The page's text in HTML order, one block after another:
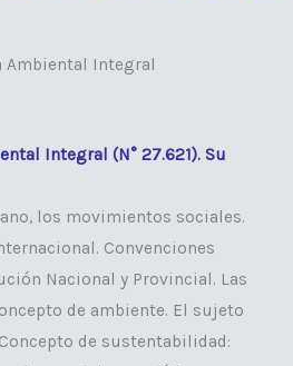
Ambiental Integral
Integral (N° 27.621). Su
los movimientos sociales.
Convenciones
Nacional y Provincial. Las
de ambiente. El sujeto
de sustentabilidad: